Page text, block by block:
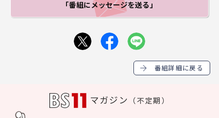
「番組にメッセージを送る」
番組詳細に戻る
マガジン （不定期）